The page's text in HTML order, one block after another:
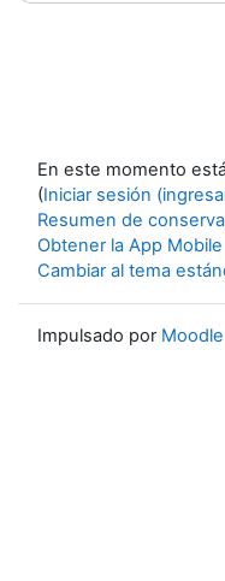
En este momento
(Iniciar sesión
Resumen de
Obtener la App Mobile
Cambiar al tema
Impulsado por Moodle